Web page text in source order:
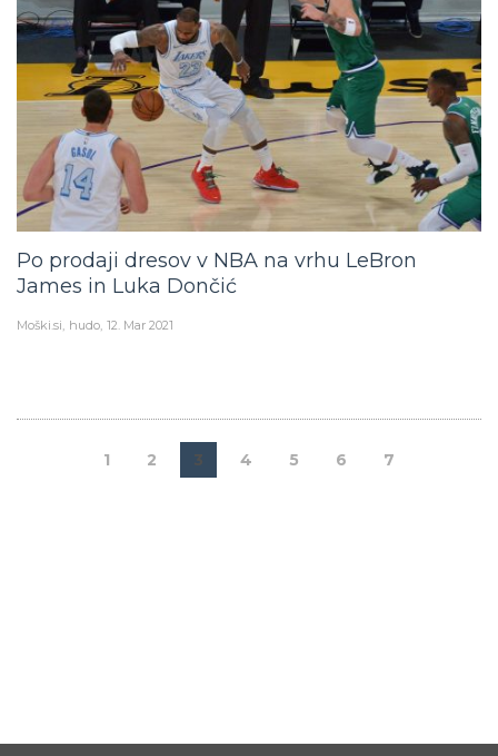
Po prodaji dresov v NBA na vrhu LeBron
James in Luka Dončić
Moški.si hudo 12. Mar 2021
1 2 3 4 5 6 7